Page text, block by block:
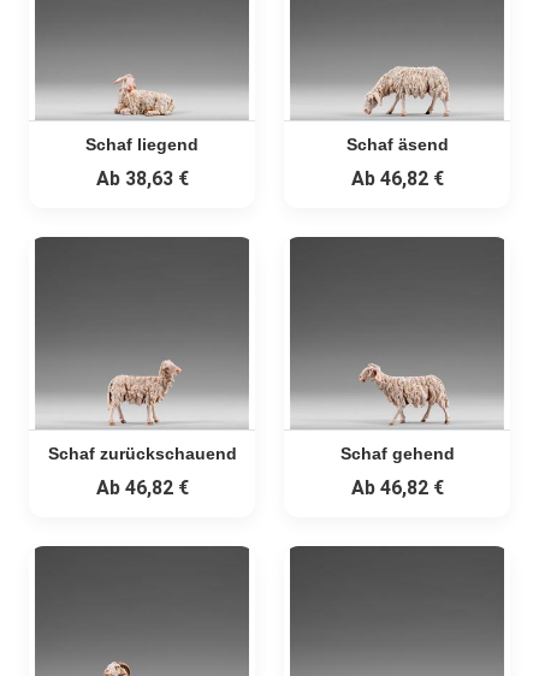
Schaf liegend
Ab38,63 €
Schaf äsend
Ab46,82 €
Schaf zurückschauend
Ab46,82 €
Schaf gehend
Ab46,82 €